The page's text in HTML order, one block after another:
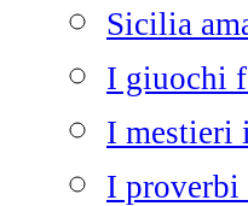
Sicilia
I giuochi
I mestieri
I